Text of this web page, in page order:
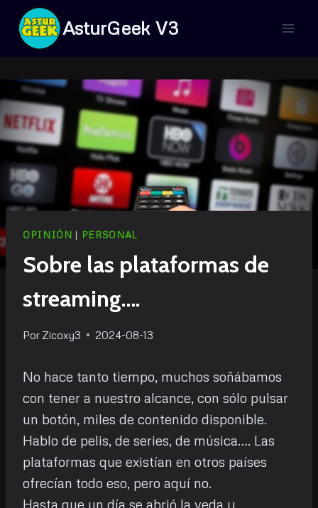
Saltar
contenido
AsturGeek V3
OPINIÓN | PERSONAL
Sobre las plataformas de
streaming….
Por Zicoxy3 2024-08-13
No hace tanto tiempo, muchos soñábamos
con tener a nuestro alcance, con sólo pulsar
un botón, miles de contenido disponible.
Hablo de pelis, de series, de música…. Las
plataformas que existían en otros países
ofrecían todo eso, pero aquí no.
Hasta que un día se abrió la veda y